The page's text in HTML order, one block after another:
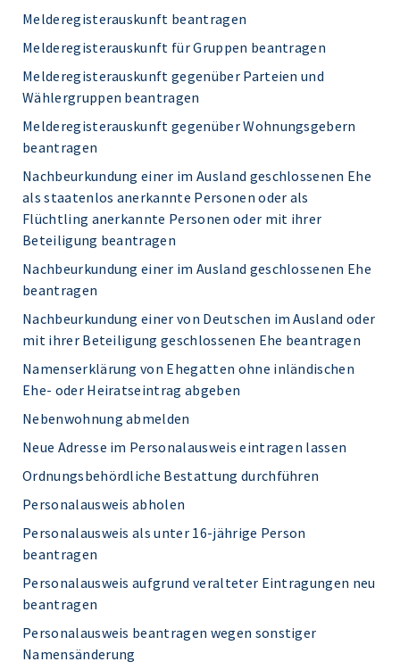
Melderegisterauskunft beantragen
Melderegisterauskunft für Gruppen beantragen
Melderegisterauskunft gegenüber Parteien und
Wählergruppen beantragen
Melderegisterauskunft gegenüber Wohnungsgebern
beantragen
Nachbeurkundung einer im Ausland geschlossenen Ehe
als staatenlos anerkannte Personen oder als
Flüchtling anerkannte Personen oder mit ihrer
Beteiligung beantragen
Nachbeurkundung einer im Ausland geschlossenen Ehe
beantragen
Nachbeurkundung einer von Deutschen im Ausland oder
mit ihrer Beteiligung geschlossenen Ehe beantragen
Namenserklärung von Ehegatten ohne inländischen
Ehe- oder Heiratseintrag abgeben
Nebenwohnung abmelden
Neue Adresse im Personalausweis eintragen lassen
Ordnungsbehördliche Bestattung durchführen
Personalausweis abholen
Personalausweis als unter 16-jährige Person
beantragen
Personalausweis aufgrund veralteter Eintragungen neu
beantragen
Personalausweis beantragen wegen sonstiger
Namensänderung